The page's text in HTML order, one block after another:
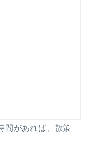
間があれば、散策